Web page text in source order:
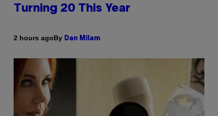
Turning 20 This Year
2 hours agoBy Dan Milam